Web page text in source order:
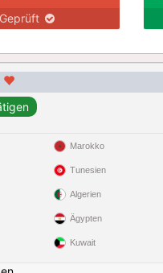
Geprüft
Marokko
Tunesien
Algerien
Ägypten
Kuwait